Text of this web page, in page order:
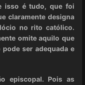
isso é tudo, que foi
claramente designa
no rito católico.
omite aquilo que
ser adequada e
episcopal. Pois as